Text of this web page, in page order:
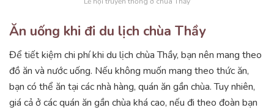
Ăn uống khi đi du lịch chùa Thầy
Để tiết kiệm chi phí khi du lịch chùa Thầy, bạn nên mang theo
đồ ăn và nước uống. Nếu không muốn mang theo thức ăn,
bạn có thể ăn tại các nhà hàng, quán ăn gần chùa. Tuy nhiên,
giá cả ở các quán ăn gần chùa khá cao, nếu đi theo đoàn bạn